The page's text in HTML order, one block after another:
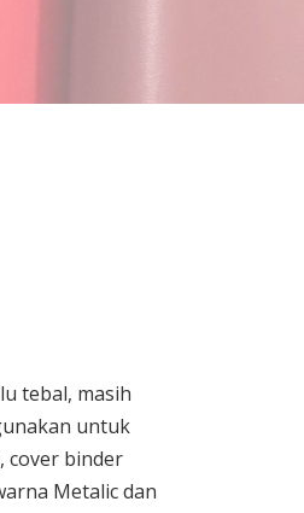
tebal, masih
untuk
cover binder
Metalic dan